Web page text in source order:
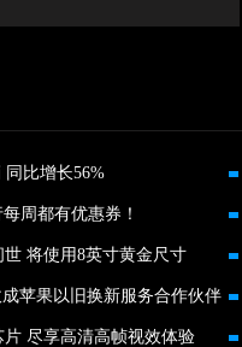
比增长56%
周都有优惠券！
将使用8英寸黄金尺寸
成苹果以旧换新服务合作伙伴
片 尽享高清高帧视效体验